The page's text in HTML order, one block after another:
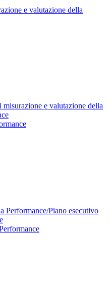
e valutazione della
misurazione e valutazione della
Performance/Piano esecutivo